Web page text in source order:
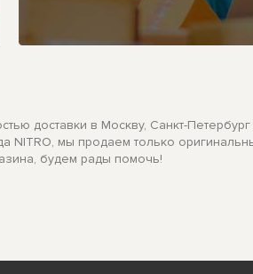
доставки в Москву, Санкт-
NITRO, мы продаем только
будем рады помочь!